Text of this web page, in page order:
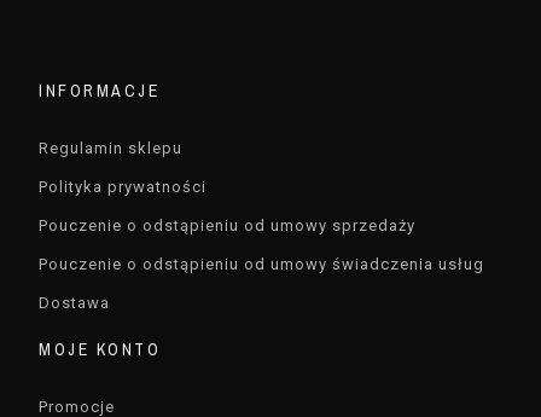
INFORMACJE
Regulamin sklepu
Polityka prywatności
Pouczenie o odstąpieniu od umowy sprzedaży
Pouczenie o odstąpieniu od umowy świadczenia usług
Dostawa
MOJE KONTO
Promocje